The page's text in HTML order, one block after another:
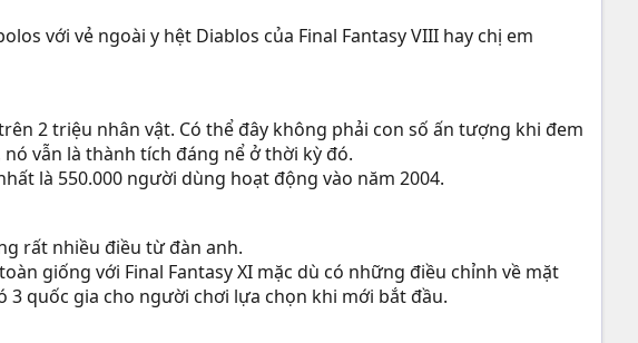
với vẻ ngoài y hệt Diablos của Final Fantasy VIII hay chị em
2 triệu nhân vật. Có thể đây không phải con số ấn tượng khi đem
vẫn là thành tích đáng nể ở thời kỳ đó.
là 550.000 người dùng hoạt động vào năm 2004.
rất nhiều điều từ đàn anh.
giống với Final Fantasy XI mặc dù có những điều chỉnh về mặt
3 quốc gia cho người chơi lựa chọn khi mới bắt đầu.